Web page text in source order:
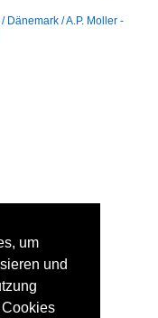
Dänemark / A.P. Moller -
um
und